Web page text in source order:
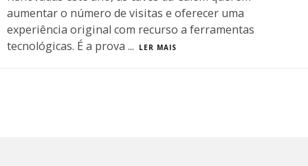
aumentar o número de visitas e oferecer uma
experiência original com recurso a ferramentas
tecnológicas. É a prova ... LER MAIS